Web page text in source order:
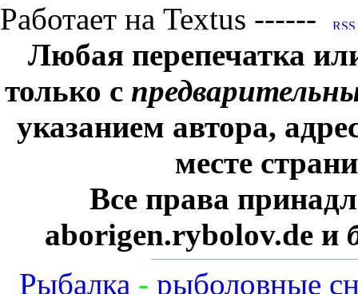
Работает на Textus ------
Любая перепечатка
только с
указанием автора,
месте
Все права
aborigen.rybolov.de и
Рыбалка - рыболовные